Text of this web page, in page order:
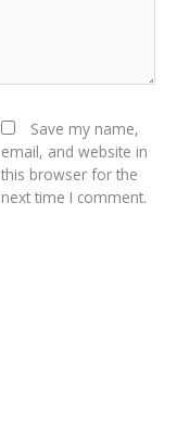
Save my name,
email, and website in
this browser for the
next time I comment.